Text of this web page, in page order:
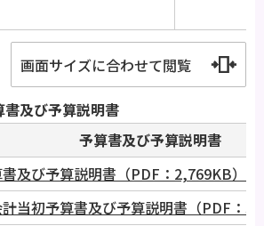
画面サイズに合わせて閲覧
及び予算説明書
予算書及び予算説明書
及び予算説明書（PDF：2,769KB）
当初予算書及び予算説明書（PDF：